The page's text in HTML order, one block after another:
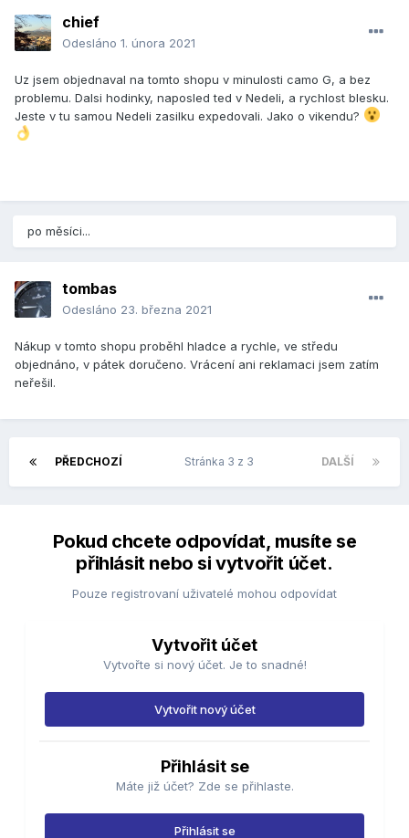
chief
Odesláno 1. února 2021
Uz jsem objednaval na tomto shopu v minulosti camo G, a bez
problemu. Dalsi hodinky, naposled ted v Nedeli, a rychlost blesku.
Jeste v tu samou Nedeli zasilku expedovali. Jako o vikendu?
po měsíci...
tombas
Odesláno 23. března 2021
Nákup v tomto shopu proběhl hladce a rychle, ve středu
objednáno, v pátek doručeno. Vrácení ani reklamaci jsem zatím
neřešil.
PŘEDCHOZÍ DALŠÍ
Stránka 3 z 3
Pokud chcete odpovídat, musíte se
přihlásit nebo si vytvořit účet.
Pouze registrovaní uživatelé mohou odpovídat
Vytvořit účet
Vytvořte si nový účet. Je to snadné!
Vytvořit nový účet
Přihlásit se
Máte již účet? Zde se přihlaste.
Přihlásit se